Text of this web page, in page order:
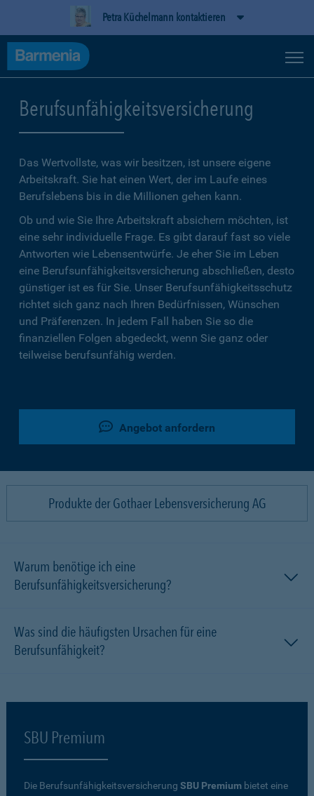
Petra Küchelmann kontaktieren
Berufsunfähigkeitsversicherung
Das Wertvollste, was wir besitzen, ist unsere eigene
Arbeitskraft. Sie hat einen Wert, der im Laufe eines
Berufslebens bis in die Millionen gehen kann.
Ob und wie Sie Ihre Arbeitskraft absichern möchten, ist
eine sehr individuelle Frage. Es gibt darauf fast so viele
Antworten wie Lebensentwürfe. Je eher Sie im Leben
eine Berufsunfähigkeitsversicherung abschließen, desto
günstiger ist es für Sie. Unser Berufsunfähigkeitsschutz
richtet sich ganz nach Ihren Bedürfnissen, Wünschen
und Präferenzen. In jedem Fall haben Sie so die
finanziellen Folgen abgedeckt, wenn Sie ganz oder
teilweise berufsunfähig werden.
Angebot anfordern
Produkte der Gothaer Lebensversicherung AG
Warum benötige ich eine
Berufsunfähigkeitsversicherung?
Was sind die häufigsten Ursachen für eine
Berufsunfähigkeit?
SBU Premium
Die Berufsunfähigkeitsversicherung SBU Premium bietet eine